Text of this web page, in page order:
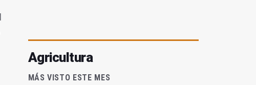
Agricultura
MÁS VISTO ESTE MES